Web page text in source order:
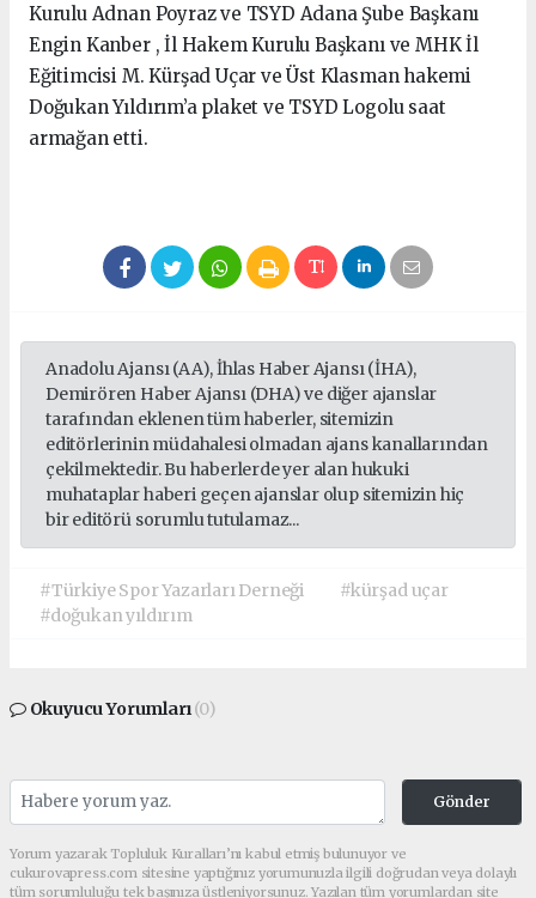
Kurulu Adnan Poyraz ve TSYD Adana Şube Başkanı
Engin Kanber , İl Hakem Kurulu Başkanı ve MHK İl
Eğitimcisi M. Kürşad Uçar ve Üst Klasman hakemi
Doğukan Yıldırım’a plaket ve TSYD Logolu saat
armağan etti.
Anadolu Ajansı (AA), İhlas Haber Ajansı (İHA),
Demirören Haber Ajansı (DHA) ve diğer ajanslar
tarafından eklenen tüm haberler, sitemizin
editörlerinin müdahalesi olmadan ajans kanallarından
çekilmektedir. Bu haberlerde yer alan hukuki
muhataplar haberi geçen ajanslar olup sitemizin hiç
bir editörü sorumlu tutulamaz...
#Türkiye Spor Yazarları Derneği
#kürşad uçar
#doğukan yıldırım
Okuyucu Yorumları(0)
Gönder
Yorum yazarak Topluluk Kuralları’nı kabul etmiş bulunuyor ve
cukurovapress.com sitesine yaptığınız yorumunuzla ilgili doğrudan veya dolaylı
tüm sorumluluğu tek başınıza üstleniyorsunuz. Yazılan tüm yorumlardan site